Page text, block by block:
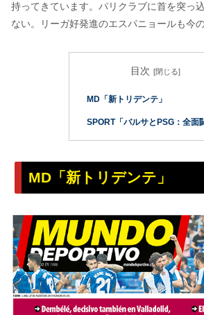
持ってきています。パリクラブに首を突っ
ない。リーガ好発進のエスパニョールも今
目次
MD「新トリデンテ」
SPORT「バルサとPSG：全面
MD「新トリデンテ」